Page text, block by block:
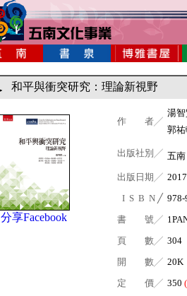
和平與衝突研究：理論新視野
分享Facebook
作 者╱
湯
郭
出版社別╱ 五南
出版日期╱
I S B N ╱ 978-
書 號╱
頁 數╱ 304
開 數╱ 20K
定 價╱ 350